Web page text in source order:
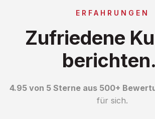
ERFAHRUNGEN
Zufriedene
4.95 von 5 Sterne aus 500+
für sich.